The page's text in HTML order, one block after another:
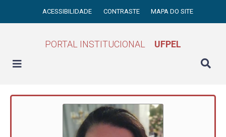
ACESSIBILIDADE CONTRASTE MAPA DO SITE
PORTAL INSTITUCIONAL UFPEL